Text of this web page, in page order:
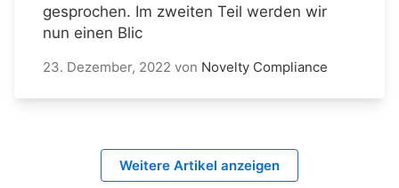
gesprochen. Im zweiten Teil werden wir
nun einen Blic
23. Dezember, 2022 von Novelty Compliance
Weitere Artikel anzeigen